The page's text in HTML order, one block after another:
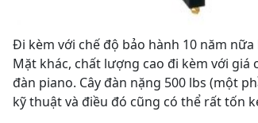
Đi kèm với chế độ bảo hành 10 năm
Mặt khác, chất lượng cao đi kèm với
đàn piano. Cây đàn nặng 500 lbs (một
kỹ thuật và điều đó cũng có thể rất tốn